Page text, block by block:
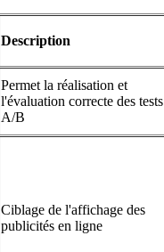
Description
Permet la réalisation et
l'évaluation correcte des tests
A/B
Ciblage de l'affichage des
publicités en ligne